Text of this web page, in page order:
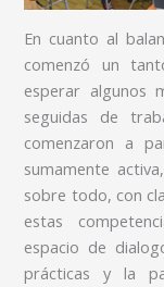
En cuanto al
comenzó un
esperar algunos
seguidas de
comenzaron a
sumamente
sobre todo, con
estas
espacio de
prácticas y la